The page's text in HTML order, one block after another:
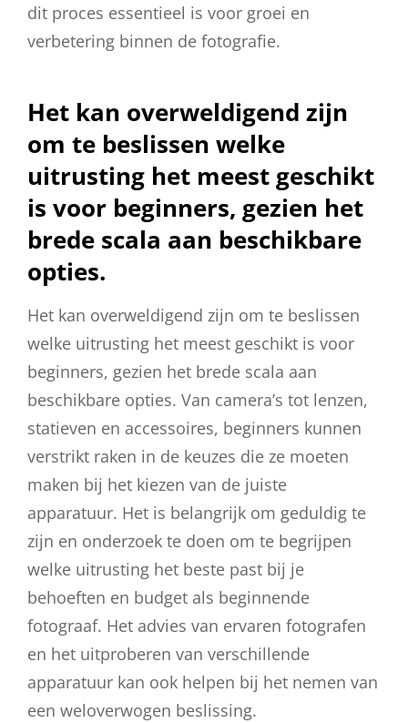
dit proces essentieel is voor groei en
verbetering binnen de fotografie.
Het kan overweldigend zijn
om te beslissen welke
uitrusting het meest geschikt
is voor beginners, gezien het
brede scala aan beschikbare
opties.
Het kan overweldigend zijn om te beslissen
welke uitrusting het meest geschikt is voor
beginners, gezien het brede scala aan
beschikbare opties. Van camera’s tot lenzen,
statieven en accessoires, beginners kunnen
verstrikt raken in de keuzes die ze moeten
maken bij het kiezen van de juiste
apparatuur. Het is belangrijk om geduldig te
zijn en onderzoek te doen om te begrijpen
welke uitrusting het beste past bij je
behoeften en budget als beginnende
fotograaf. Het advies van ervaren fotografen
en het uitproberen van verschillende
apparatuur kan ook helpen bij het nemen van
een weloverwogen beslissing.